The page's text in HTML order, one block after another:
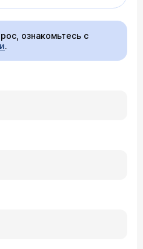
ознакомьтесь с
.